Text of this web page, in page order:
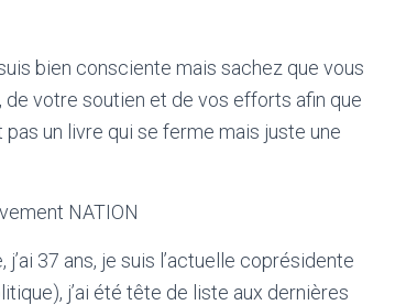
bien consciente mais sachez que vous
de votre soutien et de vos efforts afin que
un livre qui se ferme mais juste une
NATION
37 ans, je suis l’actuelle coprésidente
j’ai été tête de liste aux dernières